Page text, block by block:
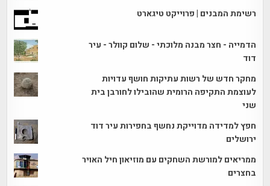
רשימת המבנים | פרוייקט טיגארט
הדמייה - חצר מבנה מלוכתי - שלום קוולר - עיר
דוד
מחקר חדש של רשות עתיקות חושף עדויות
לעוצמת התקיפה הרומית שהובילו לחורבן בית
שני
חפץ למדידה מדוייקת נחשף בחפירות עיר דוד
ירושלים
ממריאים למורשת השחקים עם מוזיאון חיל האויר
בחצרים